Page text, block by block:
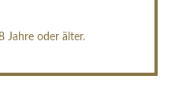
Jahre oder älter.